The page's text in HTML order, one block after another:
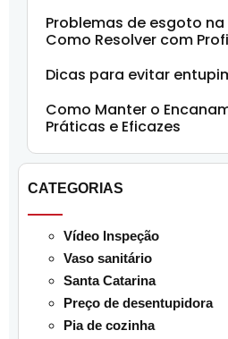
Problemas de esgoto na
Como Resolver com
Dicas para evitar
Como Manter o
Práticas e Eficazes
CATEGORIAS
Vídeo Inspeção
Vaso sanitário
Santa Catarina
Preço de desentupidora
Pia de cozinha